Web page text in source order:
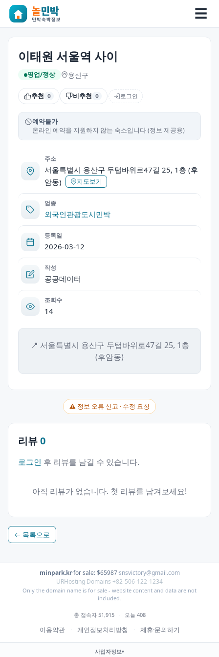
☰
이태원 서울역 사이
영업/정상 용산구
추천 0 비추천 0 로그인
예약불가
온라인 예약을 지원하지 않는 숙소입니다 (정보 제공용)
주소
서울특별시 용산구 두텁바위로47길 25, 1층 (후
암동)
지도보기
업종
외국인관광도시민박
등록일
2026-03-12
작성
공공데이터
조회수
14
📍 서울특별시 용산구 두텁바위로47길 25, 1층
(후암동)
⚠ 정보 오류 신고 · 수정 요청
리뷰0
로그인 후 리뷰를 남길 수 있습니다.
아직 리뷰가 없습니다. 첫 리뷰를 남겨보세요!
← 목록으로
minpark.kr·for sale: $65987·snsvictory@gmail.com
URHosting Domains +82-506-122-1234
Only the domain name is for sale - website content and data are not
included.
총 접속자 51,915 · 오늘 408
이용약관 · 개인정보처리방침 · 제휴·문의하기
사업자정보